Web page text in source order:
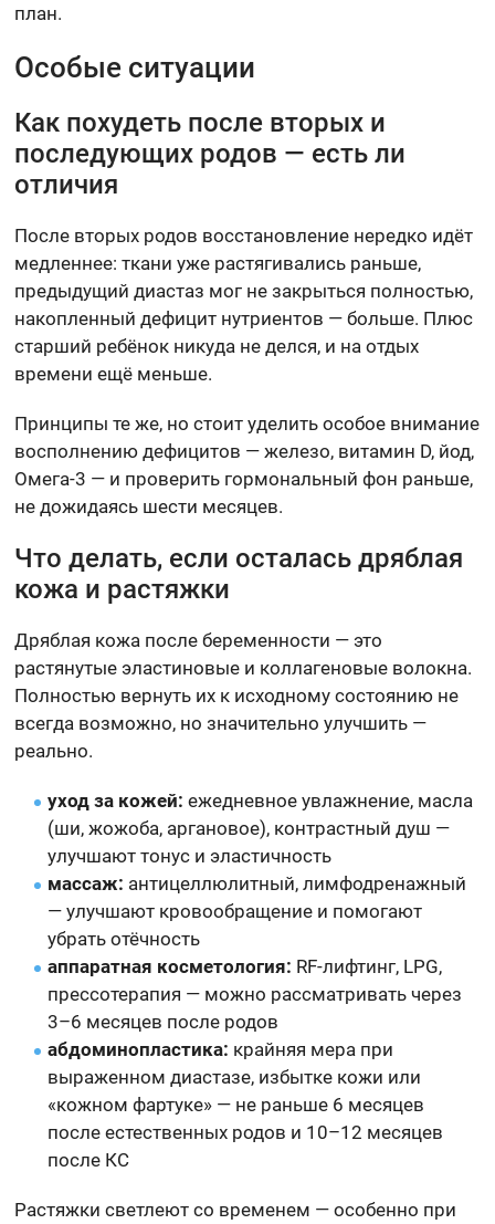
план.
Особые ситуации
Как похудеть после вторых и
последующих родов — есть ли
отличия
После вторых родов восстановление нередко идёт
медленнее: ткани уже растягивались раньше,
предыдущий диастаз мог не закрыться полностью,
накопленный дефицит нутриентов — больше. Плюс
старший ребёнок никуда не делся, и на отдых
времени ещё меньше.
Принципы те же, но стоит уделить особое внимание
восполнению дефицитов — железо, витамин D, йод,
Омега-3 — и проверить гормональный фон раньше,
не дожидаясь шести месяцев.
Что делать, если осталась дряблая
кожа и растяжки
Дряблая кожа после беременности — это
растянутые эластиновые и коллагеновые волокна.
Полностью вернуть их к исходному состоянию не
всегда возможно, но значительно улучшить —
реально.
уход за кожей: ежедневное увлажнение, масла
(ши, жожоба, аргановое), контрастный душ —
улучшают тонус и эластичность
массаж: антицеллюлитный, лимфодренажный
— улучшают кровообращение и помогают
убрать отёчность
аппаратная косметология: RF-лифтинг, LPG,
прессотерапия — можно рассматривать через
3–6 месяцев после родов
абдоминопластика: крайняя мера при
выраженном диастазе, избытке кожи или
«кожном фартуке» — не раньше 6 месяцев
после естественных родов и 10–12 месяцев
после КС
Растяжки светлеют со временем — особенно при